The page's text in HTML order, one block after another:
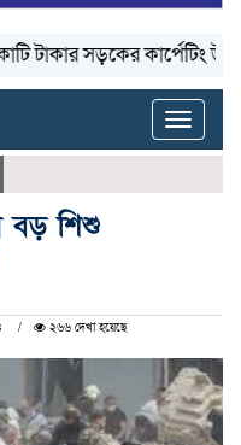
সড়কের কার্পেটিং উঠে যাচ্ছে
Toggle
বড় শিশু
২৬৬ দেখা হয়েছে